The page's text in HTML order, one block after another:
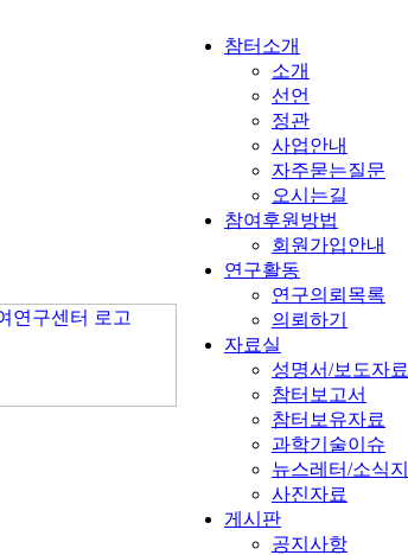
참터소개
소개
선언
정관
사업안내
자주묻는질문
오시는길
참여후원방법
회원가입안내
연구활동
연구의뢰목록
의뢰하기
자료실
성명서/보도자료
참터보고서
참터보유자료
과학기술이슈
뉴스레터/소식지
사진자료
게시판
공지사항